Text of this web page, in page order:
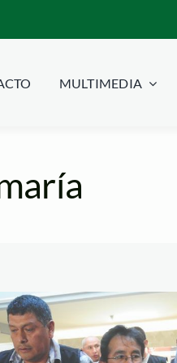
MULTIMEDIA